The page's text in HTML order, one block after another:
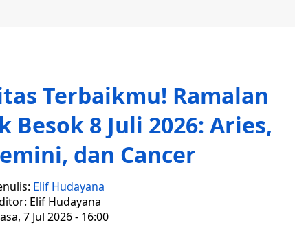
Terbaikmu! Ramalan
Besok 8 Juli 2026: Aries,
dan Cancer
Elif Hudayana
Elif Hudayana
7 Jul 2026 - 16:00